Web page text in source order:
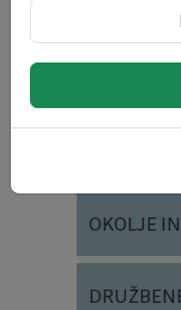
JAVNI
OKOLJE